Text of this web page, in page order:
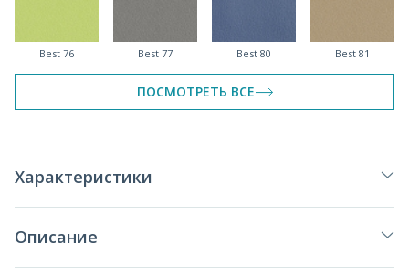
Best 76 Best 77 Best 80 Best 81
ПОСМОТРЕТЬ ВСЕ
Характеристики
Описание